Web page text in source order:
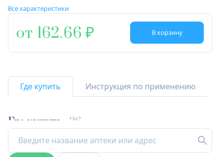
Все характеристики
от 162.66 В корзину
Где купить Инструкция по применению
Где купить 36